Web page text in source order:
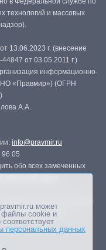
технологий и массовых
13.06.2023 г. (внесение
от 03.05.2011 г.)
информационно-
«Правмир») (ОГРН
А.А.
info@pravmir.ru
05
обо всех замеченных
изданиях (книгах, прессе)
редакции.
может
файлы cookie и
персональных данных